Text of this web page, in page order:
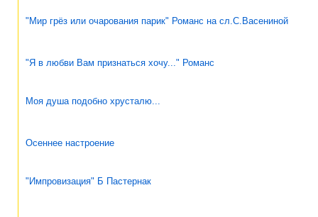
"Мир грёз или очарования парик" Романс на сл.С.Васениной
"Я в любви Вам признаться хочу..." Романс
Моя душа подобно хрусталю...
Осеннее настроение
"Импровизация" Б Пастернак